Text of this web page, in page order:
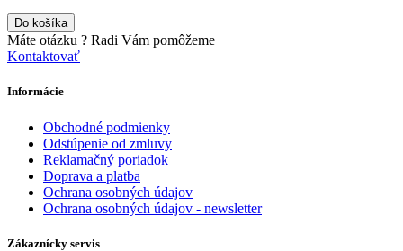
Do košíka
Máte otázku ? Radi Vám pomôžeme
Kontaktovať
Informácie
Obchodné podmienky
Odstúpenie od zmluvy
Reklamačný poriadok
Doprava a platba
Ochrana osobných údajov
Ochrana osobných údajov - newsletter
Zákaznícky servis